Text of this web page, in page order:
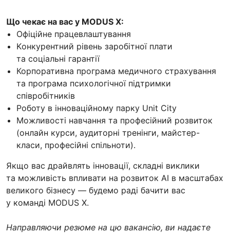
Що чекає на вас у MODUS X:
Офіційне працевлаштування
Kонкурентний рівень заробітної плати
та соціальні гарантії
Корпоративна програма медичного страхування
та програма психологічної підтримки
співробітників
Роботу в інноваційному парку Unit City
Можливості навчання та професійний розвиток
(онлайн курси, аудиторні тренінги, майстер-
класи, професійні спільноти).
Якщо вас драйвлять інновації, складні виклики
та можливість впливати на розвиток AI в масштабах
великого бізнесу — будемо раді бачити вас
у команді MODUS X.
Направляючи резюме на цю вакансію, ви надаєте